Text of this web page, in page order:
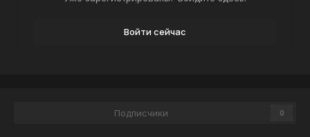
Войти сейчас
Подписчики 0